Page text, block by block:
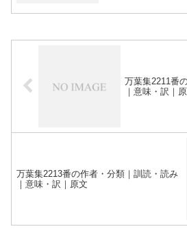
万葉集2211番
｜意味・訳｜
万葉集2213番の作者・分類｜訓読・読み
｜意味・訳｜原文